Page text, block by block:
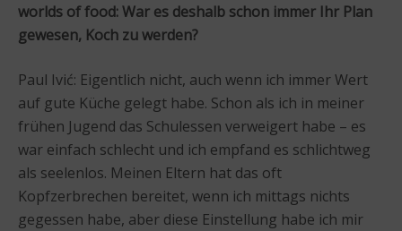
worlds of food: War es deshalb schon immer Ihr Plan
gewesen, Koch zu werden?
Paul Ivić: Eigentlich nicht, auch wenn ich immer Wert
auf gute Küche gelegt habe. Schon als ich in meiner
frühen Jugend das Schulessen verweigert habe – es
war einfach schlecht und ich empfand es schlichtweg
als seelenlos. Meinen Eltern hat das oft
Kopfzerbrechen bereitet, wenn ich mittags nichts
gegessen habe, aber diese Einstellung habe ich mir